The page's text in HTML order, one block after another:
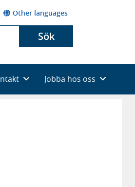
Other languages
Sök
Jobba hos oss